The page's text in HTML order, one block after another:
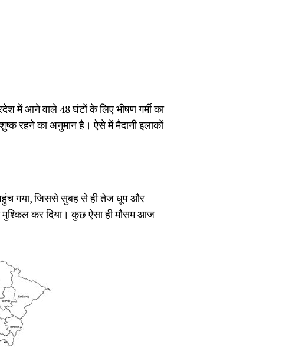
में आने वाले 48 घंटों के लिए भीषण गर्मी का
रहने का अनुमान है। ऐसे में मैदानी इलाकों
पहुंच गया, जिससे सुबह से ही तेज धूप और
कर दिया। कुछ ऐसा ही मौसम आज